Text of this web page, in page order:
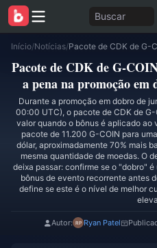
Buscar
Início/Notícias/
Pacote de CDK de G-
a pena na promoção em
Durante a promoção em dobro de
00:00 UTC), o pacote de CDK de
valor quando o bônus é aplicado
pacote de 11.200 G-COIN para
dólar, aproximadamente 70% mais
mesma quantidade de moedas. O
deixa passar: confirme se o "dobro"
bônus de evento recorrente antes
define se este é o nível de melhor
Autor: Ryan Patel